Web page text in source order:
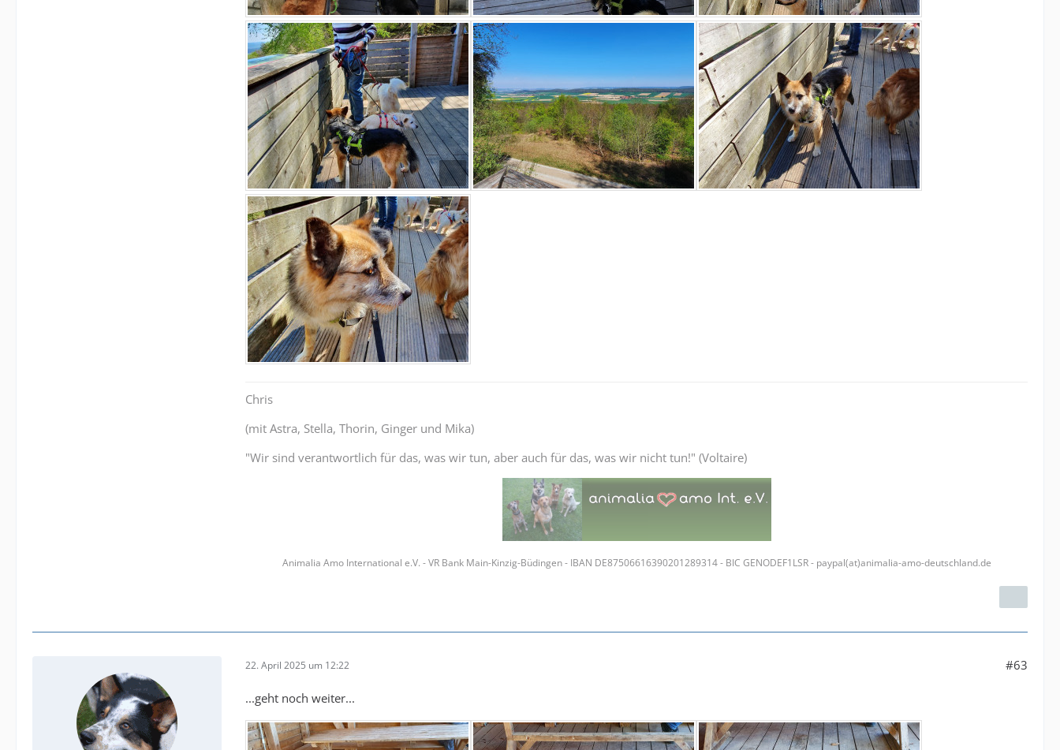
Chris
(mit Astra, Stella, Thorin, Ginger und Mika)
"Wir sind verantwortlich für das, was wir tun, aber auch für das, was wir nicht tun!" (Voltaire)
Animalia Amo International e.V. - VR Bank Main-Kinzig-Büdingen - IBAN DE87506616390201289314 - BIC GENODEF1LSR - paypal(at)animalia-amo-deutschland.de
22. April 2025 um 12:22 #63
...geht noch weiter...